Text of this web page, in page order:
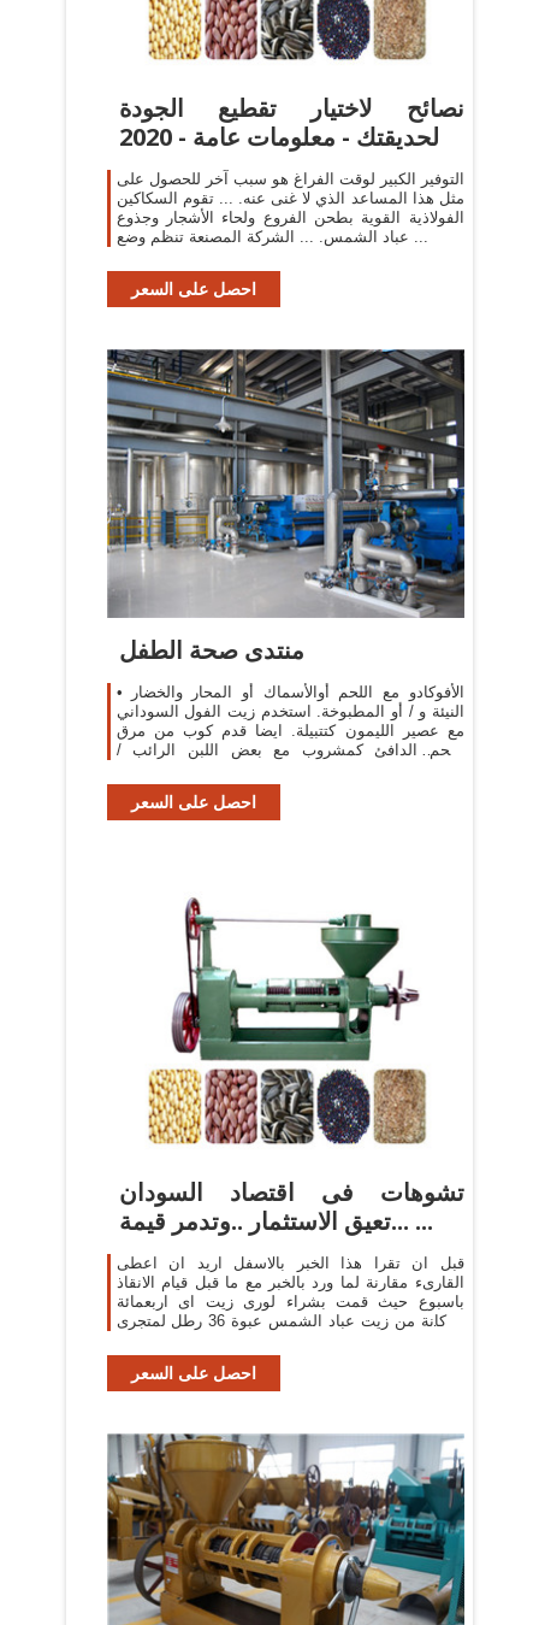
نصائح لاختيار تقطيع الجودة
لحديقتك - معلومات عامة - 2020
التوفير الكبير لوقت الفراغ هو سبب آخر للحصول على
مثل هذا المساعد الذي لا غنى عنه. ... تقوم السكاكين
الفولاذية القوية بطحن الفروع ولحاء الأشجار وجذوع
عباد الشمس. ... الشركة المصنعة تنظم وضع ...
احصل على السعر
منتدى صحة الطفل
• الأفوكادو مع اللحم أوالأسماك أو المحار والخضار
النيئة و / أو المطبوخة. استخدم زيت الفول السوداني
مع عصير الليمون كتتبيلة. ايضا قدم كوب من مرق
اللحم الدافئ كمشروب مع بعض اللبن الرائب /
احصل على السعر
تشوهات فى اقتصاد السودان
...تعيق الاستثمار ..وتدمر قيمة ...
قبل ان تقرا هذا الخبر بالاسفل اريد ان اعطى
القارىء مقارنة لما ورد بالخبر مع ما قبل قيام الانقاذ
باسبوع حيث قمت بشراء لورى زيت اى اربعمائة
جركانة من زيت عباد الشمس عبوة 36 رطل لمتجرى
احصل على السعر